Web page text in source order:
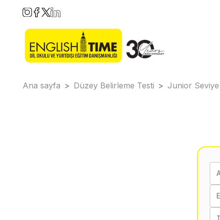
Ana sayfa > Düzey Belirleme Testi > Junior Seviye